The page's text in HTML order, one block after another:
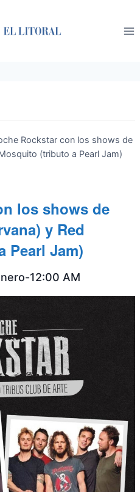
Rockstar con los shows de
(tributo a Pearl Jam)
los shows de
y Red
Pearl Jam)
12:00 AM